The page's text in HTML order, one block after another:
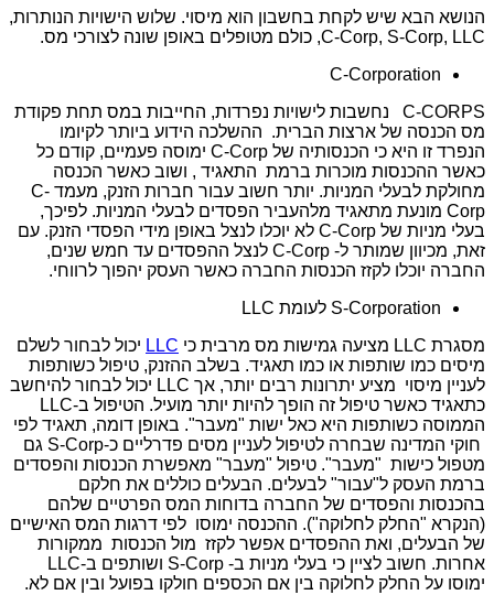
הנושא הבא שיש לקחת בחשבון הוא מיסוי. שלוש הישויות הנותרות,
C-Corp, S-Corp, LLC, כולם מטופלים באופן שונה לצורכי מס.
C-Corporation
C-CORPS נחשבות לישויות נפרדות, החייבות במס תחת פקודת
מס הכנסה של ארצות הברית. ההשלכה הידוע ביותר לקיומו
הנפרד זו היא כי הכנסותיה של C-Corp ימוסה פעמיים, קודם כל
כאשר ההכנסות מוכרות ברמת התאגיד , ושוב כאשר הכנסה
מחולקת לבעלי המניות. יותר חשוב עבור חברות הזנק, מעמד C-
Corp מונעת מתאגיד מלהעביר הפסדים לבעלי המניות. לפיכך,
בעלי מניות של C-Corp לא יוכלו לנצל באופן מידי הפסדי הזנק. עם
זאת, מכיוון שמותר ל- C-Corp לנצל ההפסדים עד חמש שנים,
החברה יוכלו לקזז הכנסות החברה כאשר העסק יהפוך לרווחי.
S-Corporation לעומת LLC
מסגרת LLC מציעה גמישות מס מרבית כי
LLC יכול לבחור לשלם
מיסים כמו שותפות או כמו תאגיד. בשלב ההזנק, טיפול כשותפות
לעניין מיסוי מציע יתרונות רבים יותר, אך LLC יכול לבחור להיחשב
כתאגיד כאשר טיפול זה הופך להיות יותר מועיל. הטיפול ב-LLC
הממוסה כשותפות היא כאל ישות "מעבר". באופן דומה, תאגיד לפי
חוקי המדינה שבחרה לטיפול לעניין מסים פדרליים כ-S-Corp גם
מטפול כישות "מעבר". טיפול "מעבר" מאפשרת הכנסות והפסדים
ברמת העסק ל"עבור" לבעלים. הבעלים כוללים את חלקם
בהכנסות והפסדים של החברה בדוחות המס הפרטיים שלהם
(הנקרא "החלק לחלוקה"). ההכנסה ימוסו לפי דרגות המס האישיים
של הבעלים, ואת ההפסדים אפשר לקזז מול הכנסות ממקורות
אחרות. חשוב לציין כי בעלי מניות ב- S-Corp ושותפים ב-LLC
ימוסו על החלק לחלוקה בין אם הכספים חולקו בפועל ובין אם לא.